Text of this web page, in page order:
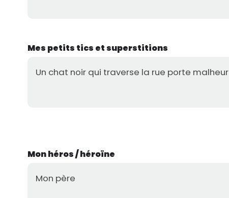
Mes petits tics et superstitions
Un chat noir qui traverse la rue porte malheur
Mon héros / héroïne
Mon père